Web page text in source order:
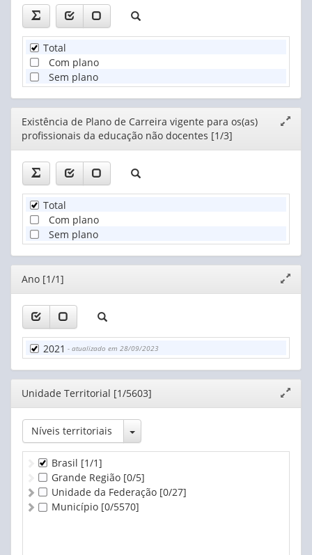
Total
Com plano
Sem plano
Editor
Existência de Plano de Carreira vigente para os(as)
profissionais da educação não docentes [1/3]
Total
Com plano
Sem plano
Editor
janela
Ano [1/1]
2021 - atualizado em 28/09/2023
Editor
janela
Unidade Territorial [1/5603]
Níveis territoriais Toggle Dropdown
Brasil [1/1]
Grande Região [0/5]
Unidade da Federação [0/27]
Município [0/5570]